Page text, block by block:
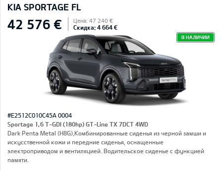
KIA SPORTAGE FL
42 576 € Цена: 47 240 €
Скидка: 4 664 €
В НАЛИЧИИ
#E2512C010C45A 0004
Sportage 1,6 T-GDI (180hp) GT-Line TX 7DCT 4WD
Dark Penta Metal (H8G),Комбинированные сиденья из черной замши и
искусственной кожи и передние сиденья, оснащенные
электроприводом и вентиляцией. Водительское сиденье с функцией
памяти.